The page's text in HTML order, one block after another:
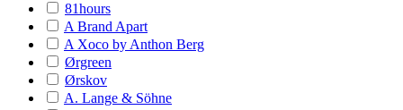
81hours
A Brand Apart
A Xoco by Anthon Berg
Ørgreen
Ørskov
A. Lange & Söhne